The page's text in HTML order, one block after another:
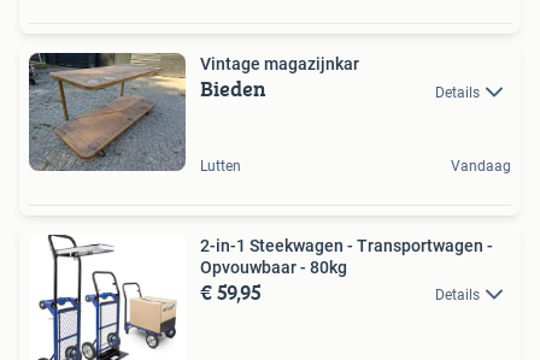
Vintage magazijnkar
Bieden Details
Lutten Vandaag
2-in-1 Steekwagen - Transportwagen -
Opvouwbaar - 80kg
€ 59,95 Details